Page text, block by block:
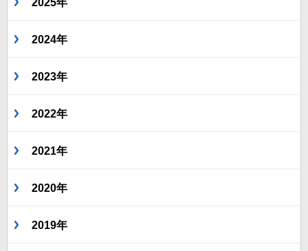
2024年
2023年
2022年
2021年
2020年
2019年